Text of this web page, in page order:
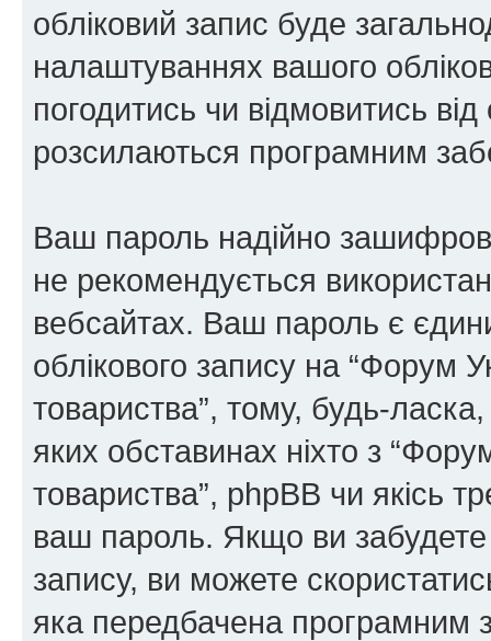
обліковий запис буде
налаштуваннях вашого
погодитись чи відмовитись
розсилаються програмним
Ваш пароль надійно
не рекомендується
вебсайтах. Ваш пароль є
облікового запису на “Форум
товариства”, тому, будь-
яких обставинах ніхто з
товариства”, phpBB чи якісь
ваш пароль. Якщо ви
запису, ви можете
яка передбачена програмним